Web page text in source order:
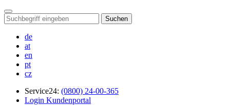
Suchen
de
at
en
pt
cz
Service24: (0800) 24-00-365
Login Kundenportal